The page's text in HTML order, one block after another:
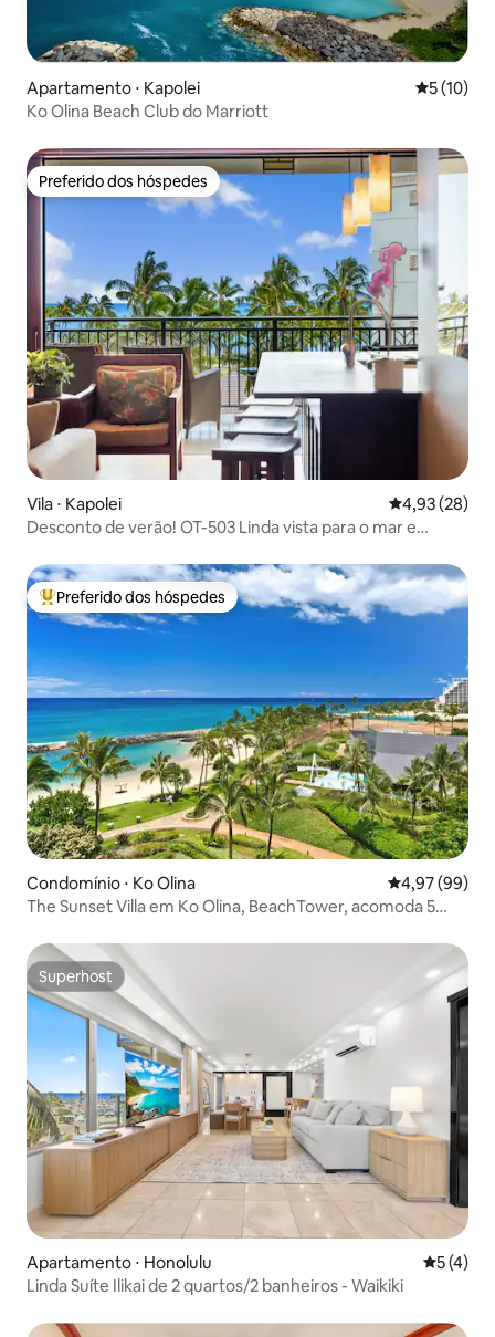
Apartamento ⋅ Kapolei 5 de uma
5 (10)
Ko Olina Beach Club do Marriott
Preferido dos hóspedes
Preferido dos hóspedes
Vila ⋅ Kapolei 4,93 de uma
4,93 (28)
Desconto de verão! OT-503 Linda vista para o mar e
Entre os melhores preferidos dos hóspedes
Preferido dos hóspedes
Condomínio ⋅ Ko Olina 4,97 de uma
4,97 (99)
The Sunset Villa em Ko Olina, BeachTower, acomoda 5
Superhost
Superhost
Apartamento ⋅ Honolulu 5 de
5 (4)
Linda Suíte Ilikai de 2 quartos/2 banheiros - Waikiki